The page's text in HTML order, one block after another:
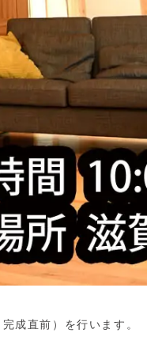
成直前）を行います。